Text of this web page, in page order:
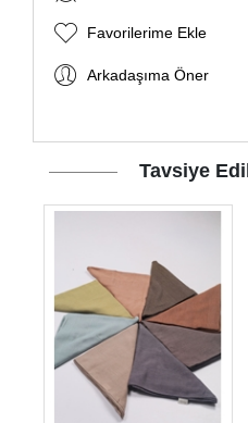
Favorilerime Ekle
Arkadaşıma Öner
Tavsiye